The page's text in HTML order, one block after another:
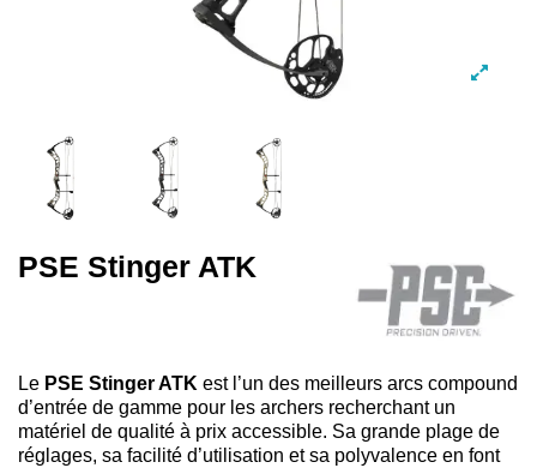
PSE Stinger ATK
Le PSE Stinger ATK est l’un des meilleurs arcs compound
d’entrée de gamme pour les archers recherchant un
matériel de qualité à prix accessible. Sa grande plage de
réglages, sa facilité d’utilisation et sa polyvalence en font